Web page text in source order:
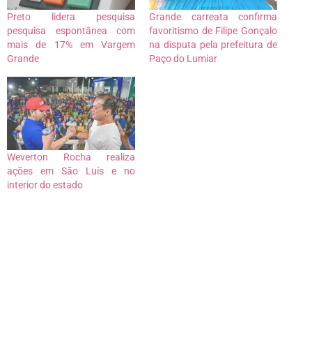
Preto lidera pesquisa
pesquisa espontânea com
mais de 17% em Vargem
Grande
Grande carreata confirma
favoritismo de Filipe Gonçalo
na disputa pela prefeitura de
Paço do Lumiar
Weverton Rocha realiza
ações em São Luís e no
interior do estado